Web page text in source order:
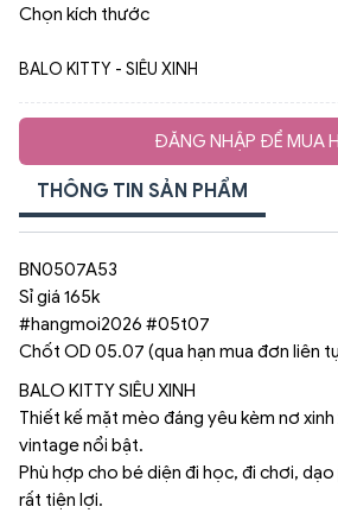
Chọn kích thước
BALO KITTY - SIÊU XINH
ĐĂNG NHẬP ĐỂ MUA
THÔNG TIN SẢN PHẨM
BN0507A53
Sỉ giá 165k
#hangmoi2026 #05t07
Chốt OD 05.07 (qua hạn mua đơn liên
BALO KITTY SIÊU XINH
Thiết kế mặt mèo đáng yêu kèm nơ xinh
vintage nổi bật.
Phù hợp cho bé diện đi học, đi chơi,
rất tiện lợi.